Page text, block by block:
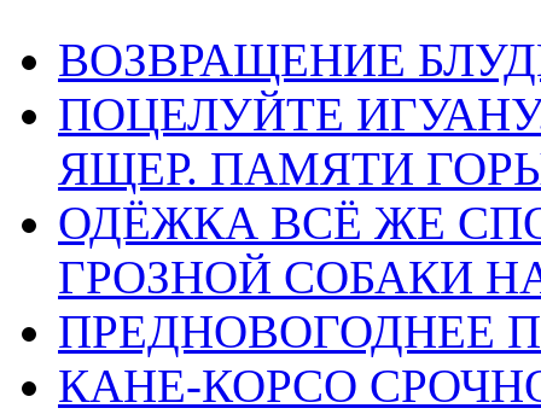
ВОЗВРАЩЕНИЕ
ПОЦЕЛУЙТЕ
ЯЩЕР. ПАМЯТИ
ОДЁЖКА ВСЁ ЖЕ
ГРОЗНОЙ СОБАКИ
ПРЕДНОВОГОДНЕЕ
КАНЕ-КОРСО